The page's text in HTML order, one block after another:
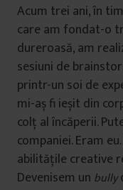
Acum trei ani, în
care am fondat-o
dureroasă, am
sesiuni de
printr-un soi de
mi-aș fi ieșit din
colț al încăperii.
companiei. Eram
abilitățile creative
Devenisem un bully